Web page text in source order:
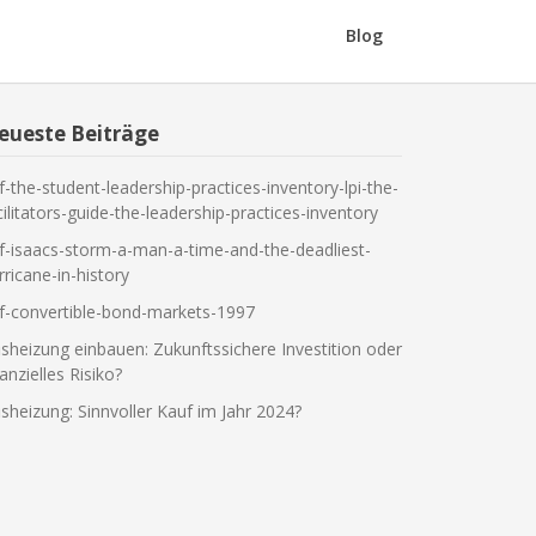
Blog
Beiträge
the-student-leadership-practices-inventory-lpi-the-
guide-the-leadership-practices-inventory
isaacs-storm-a-man-a-time-and-the-deadliest-
in-history
convertible-bond-markets-1997
einbauen: Zukunftssichere Investition oder
Risiko?
Sinnvoller Kauf im Jahr 2024?